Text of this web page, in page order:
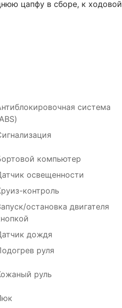
цапфу в сборе, к ходовой
система
компьютер
освещенности
контроль
остановка двигателя
дождя
руля
руль